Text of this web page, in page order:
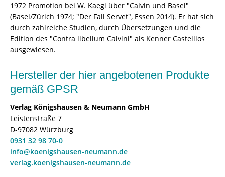
1972 Promotion bei W. Kaegi über "Calvin und Basel"
(Basel/Zürich 1974; "Der Fall Servet", Essen 2014). Er hat sich
durch zahlreiche Studien, durch Übersetzungen und die
Edition des "Contra libellum Calvini" als Kenner Castellios
ausgewiesen.
Hersteller der hier angebotenen Produkte
gemäß GPSR
Verlag Königshausen & Neumann GmbH
Leistenstraße 7
D-97082 Würzburg
0931 32 98 70-0
info@koenigshausen-neumann.de
verlag.koenigshausen-neumann.de